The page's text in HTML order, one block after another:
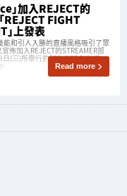
」加入REJECT的
REJECT FIGHT
」上發表
能和引人入勝的直播風格吸引了眾
佈加入REJECT的STREAMER部
(三)所舉行的「REJECT FIGHT
Read more